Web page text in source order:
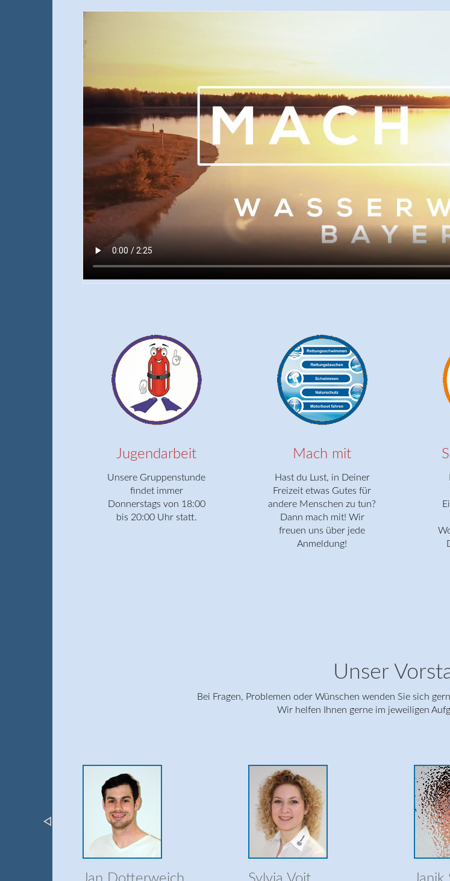
Jugendarbeit
Unsere Gruppenstunde
findet immer
Donnerstags von 18:00
bis 20:00 Uhr statt.
Mach mit
Hast du Lust, in Deiner
Freizeit etwas Gutes für
andere Menschen zu tun?
Dann mach mit! Wir
freuen uns über jede
Anmeldung!
Unser
Bei Fragen, Problemen oder Wünschen wenden Sie sich
Wir helfen Ihnen gerne im jeweiligen